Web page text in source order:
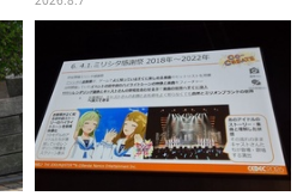
ウ」も